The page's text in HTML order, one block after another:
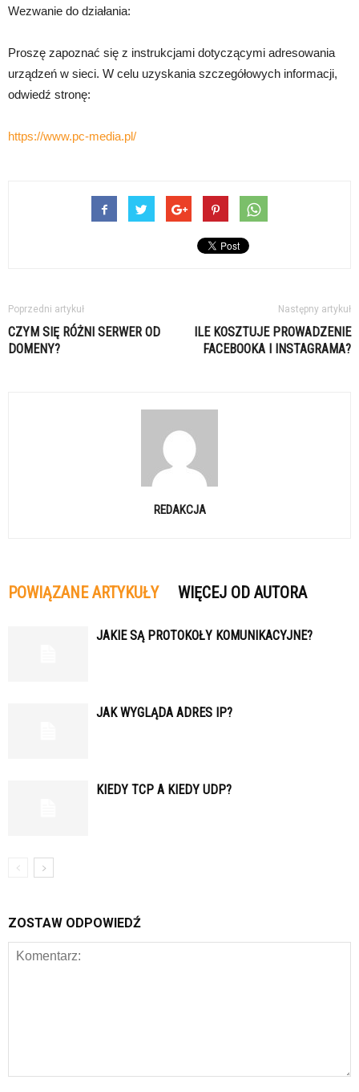
Wezwanie do działania:
Proszę zapoznać się z instrukcjami dotyczącymi adresowania
urządzeń w sieci. W celu uzyskania szczegółowych informacji,
odwiedź stronę:
https://www.pc-media.pl/
Poprzedni artykuł
CZYM SIĘ RÓŻNI SERWER OD
DOMENY?
Następny artykuł
ILE KOSZTUJE PROWADZENIE
FACEBOOKA I INSTAGRAMA?
REDAKCJA
POWIĄZANE ARTYKUŁY WIĘCEJ OD AUTORA
JAKIE SĄ PROTOKOŁY KOMUNIKACYJNE?
JAK WYGLĄDA ADRES IP?
KIEDY TCP A KIEDY UDP?
ZOSTAW ODPOWIEDŹ